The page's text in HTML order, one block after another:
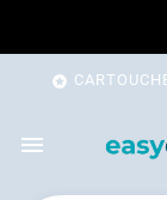

